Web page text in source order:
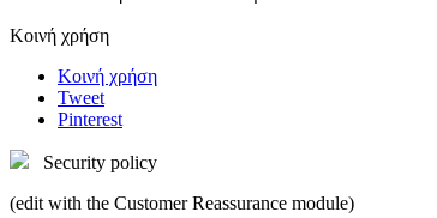
Κοινή χρήση
Κοινή χρήση
Tweet
Pinterest
Security policy
(edit with the Customer Reassurance module)